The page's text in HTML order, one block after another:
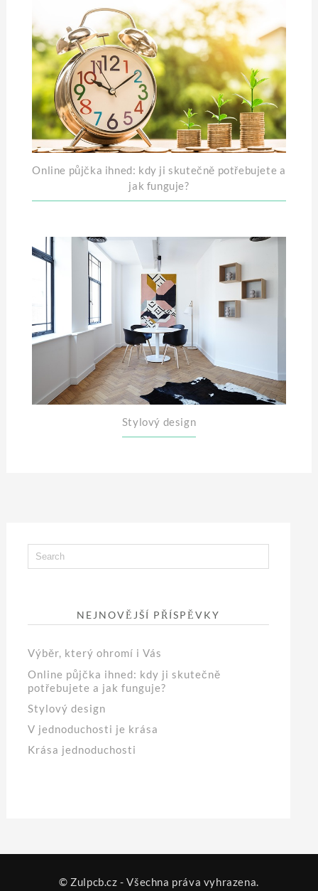
Online půjčka ihned: kdy ji skutečně potřebujete a
jak funguje?
Stylový design
NEJNOVĚJŠÍ PŘÍSPĚVKY
Výběr, který ohromí i Vás
Online půjčka ihned: kdy ji skutečně
potřebujete a jak funguje?
Stylový design
V jednoduchosti je krása
Krása jednoduchosti
© Zulpcb.cz - Všechna práva vyhrazena.